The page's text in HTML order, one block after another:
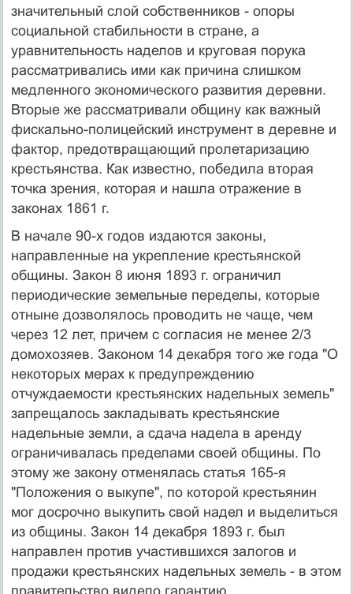
значительный слой собственников - опоры
социальной стабильности в стране, а
уравнительность наделов и круговая порука
рассматривались ими как причина слишком
медленного экономического развития деревни.
Вторые же рассматривали общину как важный
фискально-полицейский инструмент в деревне и
фактор, предотвращающий пролетаризацию
крестьянства. Как известно, победила вторая
точка зрения, которая и нашла отражение в
законах 1861 г.
В начале 90-х годов издаются законы,
направленные на укрепление крестьянской
общины. Закон 8 июня 1893 г. ограничил
периодические земельные переделы, которые
отныне дозволялось проводить не чаще, чем
через 12 лет, причем с согласия не менее 2/3
домохозяев. Законом 14 декабря того же года "О
некоторых мерах к предупреждению
отчуждаемости крестьянских надельных земель"
запрещалось закладывать крестьянские
надельные земли, а сдача надела в аренду
ограничивалась пределами своей общины. По
этому же закону отменялась статья 165-я
"Положения о выкупе", по которой крестьянин
мог досрочно выкупить свой надел и выделиться
из общины. Закон 14 декабря 1893 г. был
направлен против участившихся залогов и
продажи крестьянских надельных земель - в этом
правительство видело гарантию